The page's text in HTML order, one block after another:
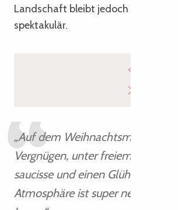
Landschaft bleibt jedoch einzigartig
spektakulär.
„Auf dem Weihnachtsmarkt ist es
Vergnügen, unter freiem Himmel
saucisse und einen Glühwein zu
Atmosphäre ist super nett mit